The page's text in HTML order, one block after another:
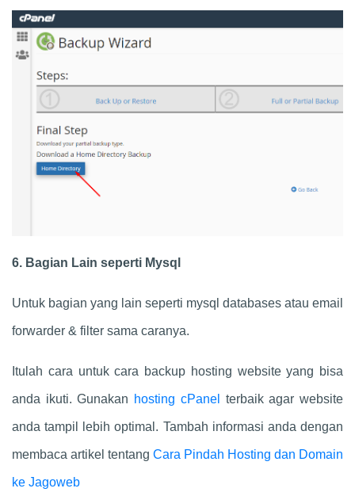
6. Bagian Lain seperti Mysql
Untuk bagian yang lain seperti mysql databases atau email
forwarder & filter sama caranya.
Itulah cara untuk cara backup hosting website yang bisa
anda ikuti. Gunakan hosting cPanel terbaik agar website
anda tampil lebih optimal. Tambah informasi anda dengan
membaca artikel tentang Cara Pindah Hosting dan Domain
ke Jagoweb